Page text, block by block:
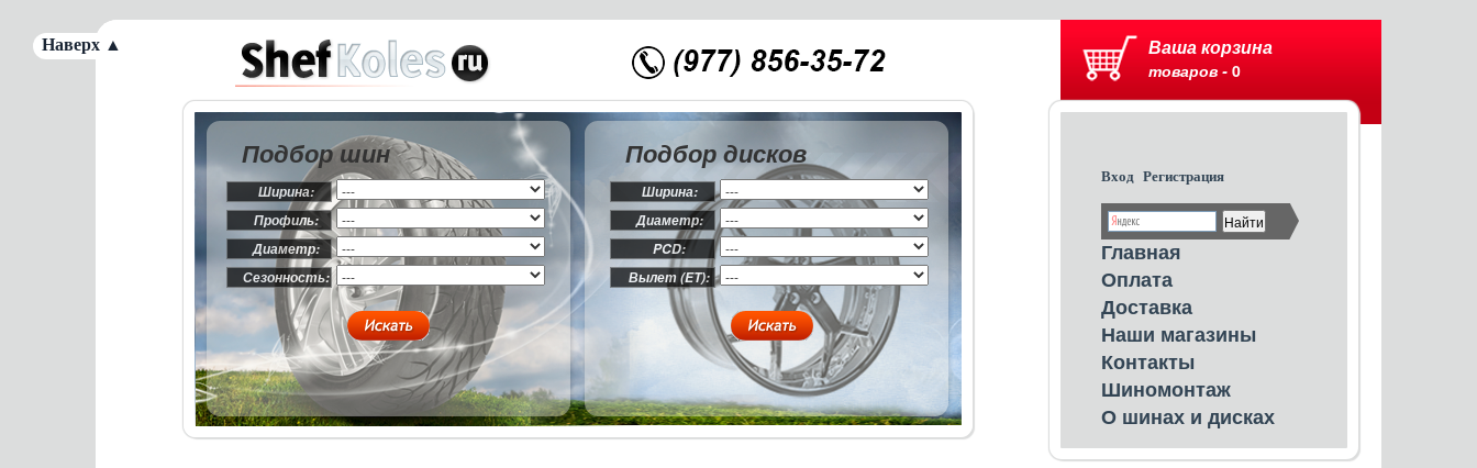
Ваша корзина
товаров - 0
Вход Регистрация
Главная
Оплата
Доставка
Наши магазины
Контакты
Шиномонтаж
О шинах и дисках
Подбор шин
Ширина:
Профиль:
Диаметр:
Сезонность:
Подбор дисков
Ширина:
Диаметр:
PCD:
Вылет (ET):
Наверх ▲